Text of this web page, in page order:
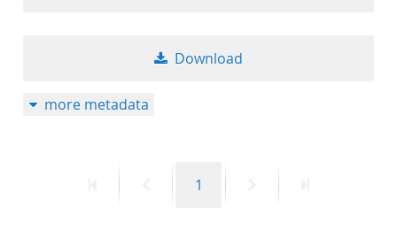
Download
more metadata
PreviousPage
1